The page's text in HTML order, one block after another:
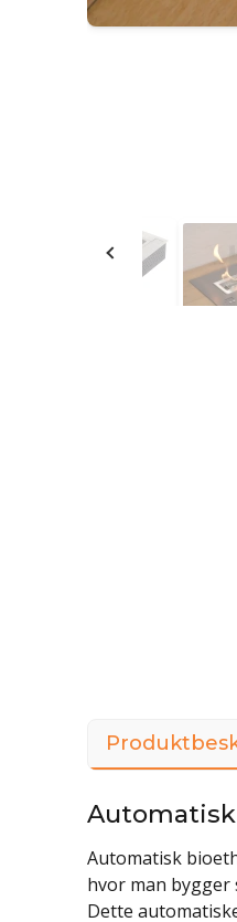
Automatisk
hvor man bygger
Dette